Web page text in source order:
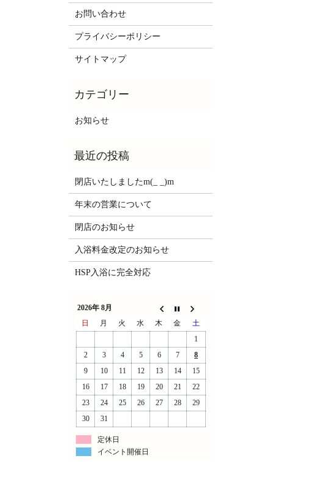
お問い合わせ
プライバシーポリシー
サイトマップ
お知らせ
閉店いたしましたm(_ _)m
年末の営業について
閉店のお知らせ
入浴料金改定のお知らせ
HSP入浴に完全対応
2026年 8月
日
月 火 水 木 金
土
1
2
3 4 5 6 7
8
9
10 11 12 13 14
15
16
17 18 19 20 21
22
23
24 25 26 27 28
29
30
31
定休日
イベント開催日